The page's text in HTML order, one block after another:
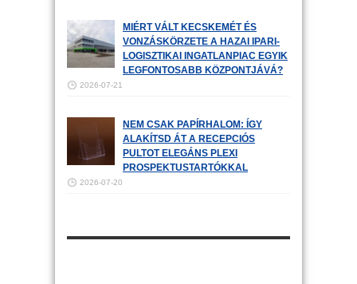
MIÉRT VÁLT KECSKEMÉT ÉS
VONZÁSKÖRZETE A HAZAI IPARI-
LOGISZTIKAI INGATLANPIAC EGYIK
LEGFONTOSABB KÖZPONTJÁVÁ?
2026-07-21
NEM CSAK PAPÍRHALOM: ÍGY
ALAKÍTSD ÁT A RECEPCIÓS
PULTOT ELEGÁNS PLEXI
PROSPEKTUSTARTÓKKAL
2026-07-20